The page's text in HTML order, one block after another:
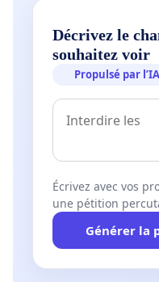
Décrivez le
souhaitez voir
Propulsé par l’IA
Écrivez avec vos
une pétition
Générer la